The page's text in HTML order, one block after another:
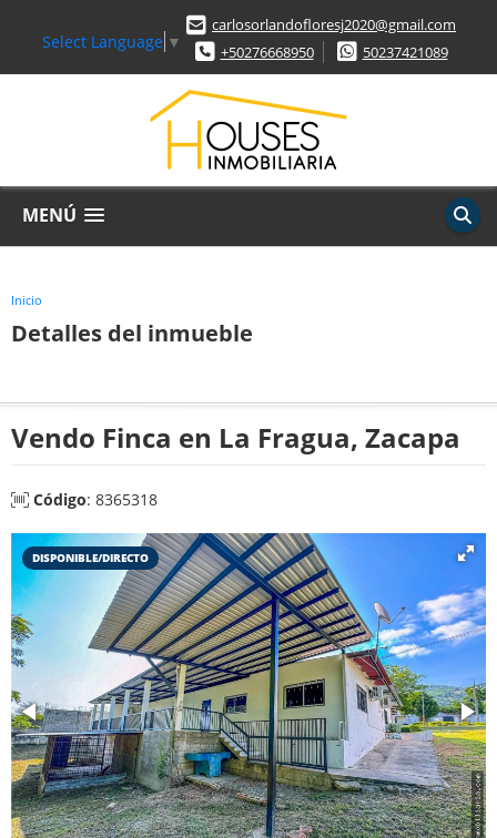
Select Language ▼
carlosorlandofloresj2020@gmail.com
+50276668950
50237421089
MENÚ
Inicio
Detalles del inmueble
Vendo Finca en La Fragua, Zacapa
Código: 8365318
DISPONIBLE/DIRECTO